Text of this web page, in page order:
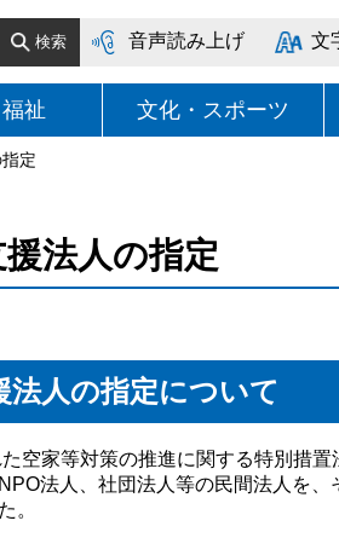
音声読み上げ 文
祉 文化・スポーツ
定
法人の指定
法人の指定について
空家等対策の推進に関する特別措置
法人、社団法人等の民間法人を
。